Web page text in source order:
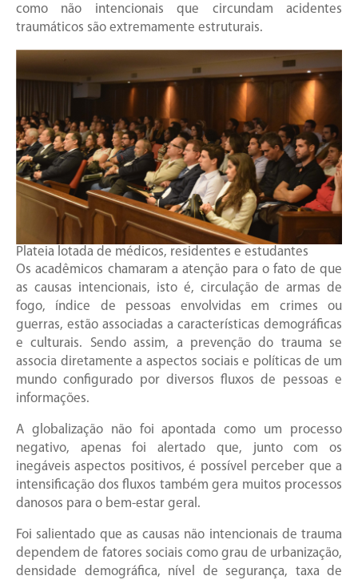
como não intencionais que circundam acidentes
traumáticos são extremamente estruturais.
Plateia lotada de médicos, residentes e estudantes
Os acadêmicos chamaram a atenção para o fato de que
as causas intencionais, isto é, circulação de armas de
fogo, índice de pessoas envolvidas em crimes ou
guerras, estão associadas a características demográficas
e culturais. Sendo assim, a prevenção do trauma se
associa diretamente a aspectos sociais e políticas de um
mundo configurado por diversos fluxos de pessoas e
informações.
A globalização não foi apontada como um processo
negativo, apenas foi alertado que, junto com os
inegáveis aspectos positivos, é possível perceber que a
intensificação dos fluxos também gera muitos processos
danosos para o bem-estar geral.
Foi salientado que as causas não intencionais de trauma
dependem de fatores sociais como grau de urbanização,
densidade demográfica, nível de segurança, taxa de